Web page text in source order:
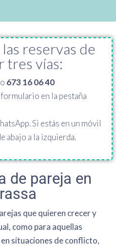
reservas de
tres vías:
673 16 06 40
en la pestaña
Si estás en un móvil
abajo a la izquierda.
de pareja en
que quieren crecer y
como para aquellas
situaciones de conflicto,